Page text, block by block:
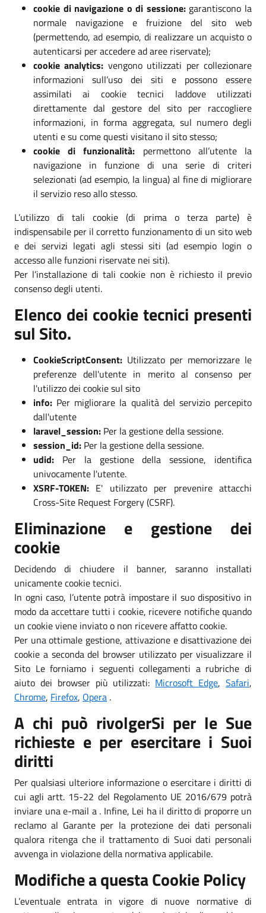
cookie di navigazione o di sessione:garantiscono la
normale navigazione e fruizione del sito web
(permettendo, ad esempio, di realizzare un acquisto o
autenticarsi per accedere ad aree riservate);
cookie analytics: vengono utilizzati per collezionare
informazioni sull’uso dei siti e possono essere
assimilati ai cookie tecnici laddove utilizzati
direttamente dal gestore del sito per raccogliere
informazioni, in forma aggregata, sul numero degli
utenti e su come questi visitano il sito stesso;
cookie di funzionalità: permettono all’utente la
navigazione in funzione di una serie di criteri
selezionati (ad esempio, la lingua) al fine di migliorare
il servizio reso allo stesso.
L’utilizzo di tali cookie (di prima o terza parte) è
indispensabile per il corretto funzionamento di un sito web
e dei servizi legati agli stessi siti (ad esempio login o
accesso alle funzioni riservate nei siti).
Per l’installazione di tali cookie non è richiesto il previo
consenso degli utenti.
Elenco dei cookie tecnici presenti
sul Sito.
CookieScriptConsent: Utilizzato per memorizzare le
preferenze dell'utente in merito al consenso per
l'utilizzo dei cookie sul sito
info: Per migliorare la qualità del servizio percepito
dall'utente
laravel_session: Per la gestione della sessione.
session_id: Per la gestione della sessione.
udid: Per la gestione della sessione, identifica
univocamente l'utente.
XSRF-TOKEN: E' utilizzato per prevenire attacchi
Cross-Site Request Forgery (CSRF).
Eliminazione e gestione dei
cookie
Decidendo di chiudere il banner, saranno installati
unicamente cookie tecnici.
In ogni caso, l’utente potrà impostare il suo dispositivo in
modo da accettare tutti i cookie, ricevere notifiche quando
un cookie viene inviato o non ricevere affatto cookie.
Per una ottimale gestione, attivazione e disattivazione dei
cookie a seconda del browser utilizzato per visualizzare il
Sito Le forniamo i seguenti collegamenti a rubriche di
aiuto dei browser più utilizzati: Microsoft Edge,Safari,
Chrome, Firefox, Opera .
A chi può rivolgerSi per le Sue
richieste e per esercitare i Suoi
diritti
Per qualsiasi ulteriore informazione o esercitare i diritti di
cui agli artt. 15-22 del Regolamento UE 2016/679 potrà
inviare una e-mail a . Infine, Lei ha il diritto di proporre un
reclamo al Garante per la protezione dei dati personali
qualora ritenga che il trattamento di Suoi dati personali
avvenga in violazione della normativa applicabile.
Modifiche a questa Cookie Policy
L’eventuale entrata in vigore di nuove normative di